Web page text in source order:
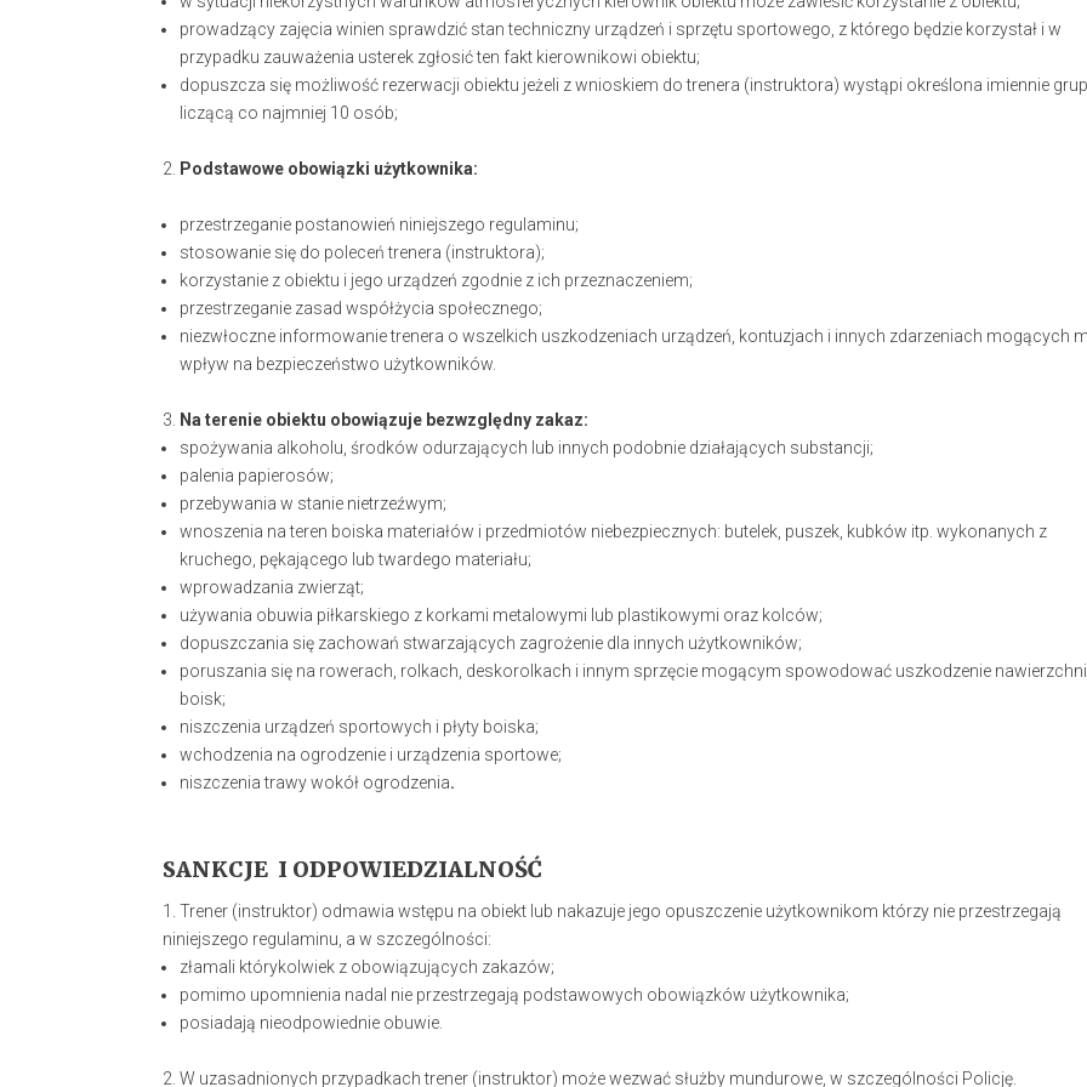
prowadzący zajęcia winien sprawdzić stan techniczny urządzeń i sprzętu sportowego, z którego będzie korzystał i w
przypadku zauważenia usterek zgłosić ten fakt kierownikowi obiektu;
dopuszcza się możliwość rezerwacji obiektu jeżeli z wnioskiem do trenera (instruktora) wystąpi określona imiennie
liczącą co najmniej 10 osób;
Podstawowe obowiązki użytkownika:
przestrzeganie postanowień niniejszego regulaminu;
stosowanie się do poleceń trenera (instruktora);
korzystanie z obiektu i jego urządzeń zgodnie z ich przeznaczeniem;
przestrzeganie zasad współżycia społecznego;
niezwłoczne informowanie trenera o wszelkich uszkodzeniach urządzeń, kontuzjach i innych zdarzeniach mogących
wpływ na bezpieczeństwo użytkowników.
Na terenie obiektu obowiązuje bezwzględny zakaz:
spożywania alkoholu, środków odurzających lub innych podobnie działających substancji;
palenia papierosów;
przebywania w stanie nietrzeźwym;
wnoszenia na teren boiska materiałów i przedmiotów niebezpiecznych: butelek, puszek, kubków itp. wykonanych z
kruchego, pękającego lub twardego materiału;
wprowadzania zwierząt;
używania obuwia piłkarskiego z korkami metalowymi lub plastikowymi oraz kolców;
dopuszczania się zachowań stwarzających zagrożenie dla innych użytkowników;
poruszania się na rowerach, rolkach, deskorolkach i innym sprzęcie mogącym spowodować uszkodzenie nawierzchni
boisk;
niszczenia urządzeń sportowych i płyty boiska;
wchodzenia na ogrodzenie i urządzenia sportowe;
niszczenia trawy wokół ogrodzenia.
SANKCJE I ODPOWIEDZIALNOŚĆ
Trener (instruktor) odmawia wstępu na obiekt lub nakazuje jego opuszczenie użytkownikom którzy nie przestrzegają
niniejszego regulaminu, a w szczególności:
złamali którykolwiek z obowiązujących zakazów;
pomimo upomnienia nadal nie przestrzegają podstawowych obowiązków użytkownika;
posiadają nieodpowiednie obuwie.
W uzasadnionych przypadkach trener (instruktor) może wezwać służby mundurowe, w szczególności Policję.